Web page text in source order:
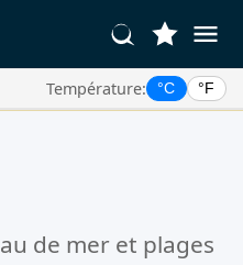
Température: °C °F
de mer et plages